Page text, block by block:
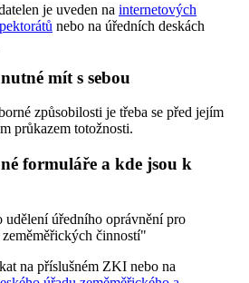
je uveden na internetových
nebo na úředních deskách
mít s sebou
způsobilosti je třeba se před jejím
průkazem totožnosti.
formuláře a kde jsou k
udělení úředního oprávnění pro
činností"
na příslušném ZKI nebo na